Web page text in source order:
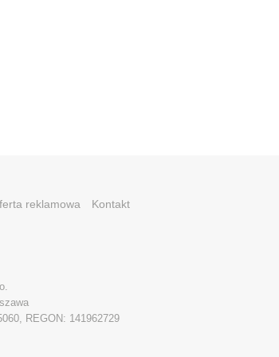
reklamowa Kontakt
REGON: 141962729